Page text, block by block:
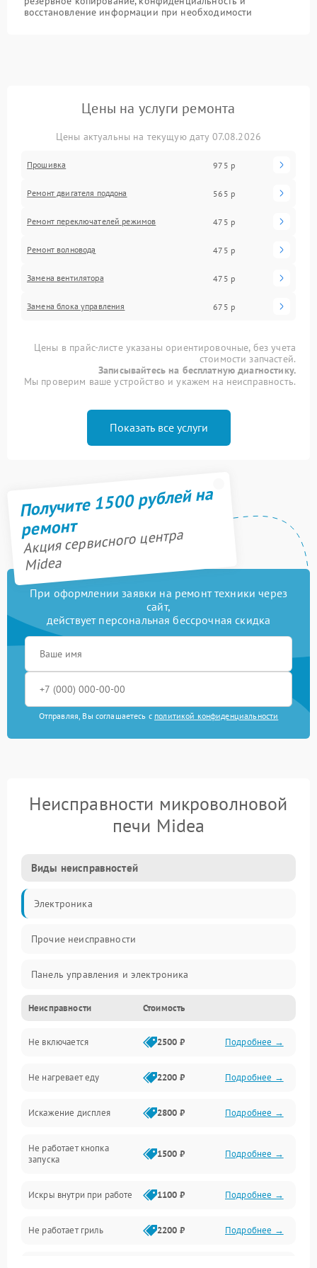
восстановление информации при необходимости
Цены на услуги ремонта
Цены актуальны на текущую дату 07.08.2026
Прошивка 975 р
Ремонт двигателя поддона 565 р
Ремонт переключателей режимов 475 р
Ремонт волновода 475 р
Замена вентилятора 475 р
Замена блока управления 675 р
Цены в прайс-листе указаны ориентировочные, без учета
стоимости запчастей.
Записывайтесь на бесплатную диагностику.
Мы проверим ваше устройство и укажем на неисправность.
Показать все услуги
Получите 1500 рублей на
ремонт
Акция сервисного центра
Midea
При оформлении заявки на ремонт техники через
сайт,
действует персональная бессрочная скидка
Отправляя, Вы соглашаетесь с политикой конфиденциальности
Неисправности микроволновой
печи Midea
Виды неисправностей
Электроника
Прочие неисправности
Панель управления и электроника
Дверца и корпус
Механика и внутренние элементы
Механические повреждения
Питание и запуск
Нагрев и приготовление
Программное обеспечение
Неисправности Стоимость
Не включается 2500 ₽ Подробнее →
Не нагревает еду 2200 ₽ Подробнее →
Искажение дисплея 2800 ₽ Подробнее →
Не работает кнопка
запуска
1500 ₽ Подробнее →
Искры внутри при работе 1100 ₽ Подробнее →
Не работает гриль 2200 ₽ Подробнее →